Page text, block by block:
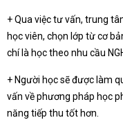
+ Qua việc tư vấn, trung
học viên, chọn lớp từ cơ
chí là học theo nhu cầu
+ Người học sẽ được làm
vấn về phương pháp học
năng tiếp thu tốt hơn.